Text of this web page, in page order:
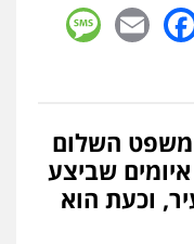
Facebook
Email
משפט השלום
שביצע
וכעת הוא